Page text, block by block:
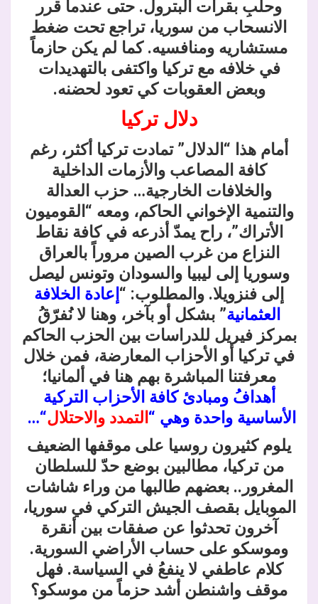
وحلبِ بقرات البترول. حتى عندما قرر
الانسحاب من سوريا، تراجع تحت ضغط
مستشاريه ومنافسيه. كما لم يكن حازماً
في خلافه مع تركيا واكتفى بالتهديدات
وبعض العقوبات كي تعود لحضنه.
دلال تركيا
أمام هذا “الدلال” تمادت تركيا أكثر، رغم
كافة المصاعب والأزمات الداخلية
والخلافات الخارجية… حزب العدالة
والتنمية الإخواني الحاكم، ومعه “القوميون
الأتراك”، راح يمدّ أذرعه في كافة نقاط
النزاع من غرب الصين مروراً بالعراق
وسوريا إلى ليبيا والسودان وتونس ليصل
إلى فنزويلا. والمطلوب: “ إعادة الخلافة
العثمانية” بشكل أو بآخر، وهنا لا نُفرّقُ
بمركز فيريل للدراسات بين الحزب الحاكم
في تركيا أو الأحزاب المعارضة، فمن خلال
معرفتنا المباشرة بهم هنا في ألمانيا؛
أهدافُ ومبادئ كافة الأحزاب التركية
الأساسية واحدة وهي “ التمدد والاحتلال“…
يلوم كثيرون روسيا على موقفها الضعيف
من تركيا، مطالبين بوضع حدّ للسلطان
المغرور.. بعضهم طالبها من وراء شاشات
الموبايل بقصف الجيش التركي في سوريا،
آخرون تحدثوا عن صفقات بين أنقرة
وموسكو على حساب الأراضي السورية.
كلام عاطفي لا ينفعُ في السياسة. فهل
موقف واشنطن أشد حزماً من موسكو؟